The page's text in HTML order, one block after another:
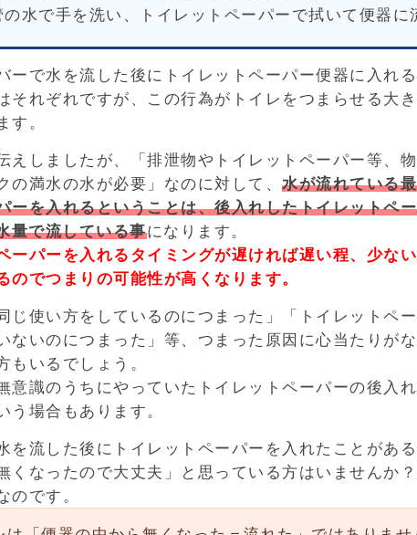
の水で手を洗い、トイレットペーパーで拭いて便器に
ーで水を流した後にトイレットペーパー便器に入れ
それぞれですが、この行為がトイレをつまらせる大
す。
えしましたが、「排泄物やトイレットペーパー等、
の満水の水が必要」なのに対して、 水が流れている
ーを入れるということは、後入れしたトイレットペ
量で流している事になります。
ーパーを入れるタイミングが遅ければ遅い程、少な
のでつまりの可能性が高くなります。
じ使い方をしているのにつまった」「トイレットペ
ないのにつまった」等、つまった原因に心当たりが
もいるでしょう。
意識のうちにやっていたトイレットペーパーの後入
う場合もあります。
を流した後にトイレットペーパーを入れたことがあ
くなったので大丈夫」と思っている方はいませんか
のです。